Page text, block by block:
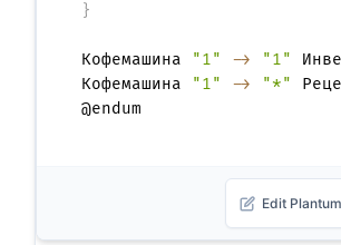
}
Кофемашина "1" -> "1"
Кофемашина
"1" -> "*"
Edit